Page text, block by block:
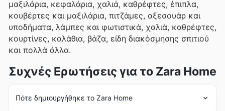
μαξιλάρια, κεφαλάρια, χαλιά, καθρέφτες, έπιπλα,
κουβέρτες και μαξιλάρια, πιτζάμες, αξεσουάρ και
υποδήματα, λάμπες και φωτιστικά, χαλιά, καθρέφτες,
κουρτίνες, καλάθια, βάζα, είδη διακόσμησης σπιτιού
και πολλά άλλα.
Συχνές Ερωτήσεις για το Zara Home
Πότε δημιουργήθηκε το Zara Home